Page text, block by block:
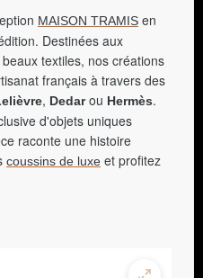
MAISON TRAMIS en
Destinées aux
textiles, nos créations
français à travers des
, Dedarou Hermès.
d'objets uniques
raconte une histoire
coussins de luxe et profitez